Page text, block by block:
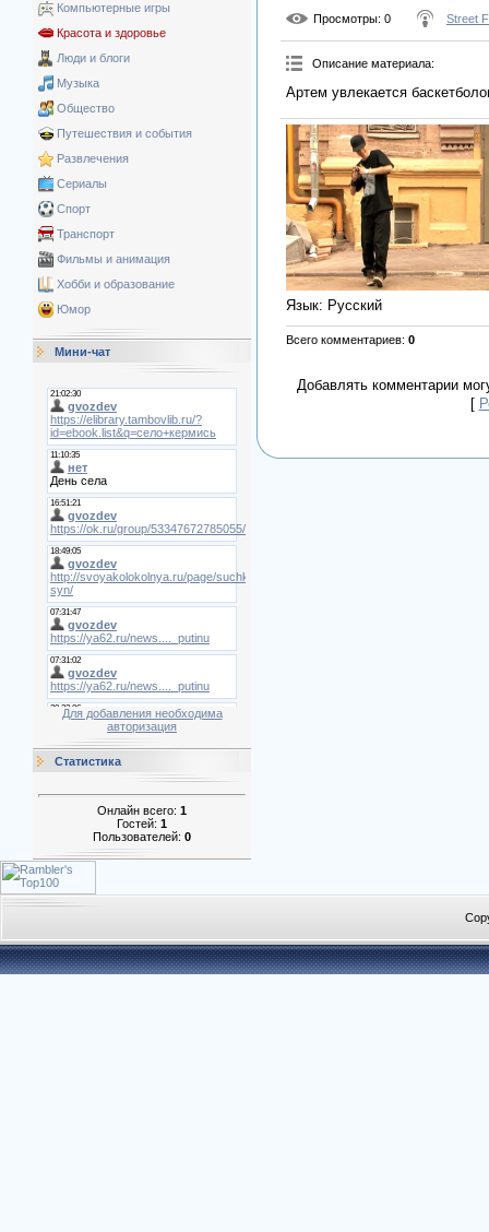
Компьютерные игры
Красота и здоровье
Люди и блоги
Музыка
Общество
Путешествия и события
Развлечения
Сериалы
Спорт
Транспорт
Фильмы и анимация
Хобби и образование
Юмор
Мини-чат
Для добавления необходима
авторизация
Статистика
Онлайн всего: 1
Гостей: 1
Пользователей: 0
Просмотры: 0 Street
Описание материала:
Артем увлекается
Язык: Русский
Всего комментариев: 0
Добавлять комментарии
[